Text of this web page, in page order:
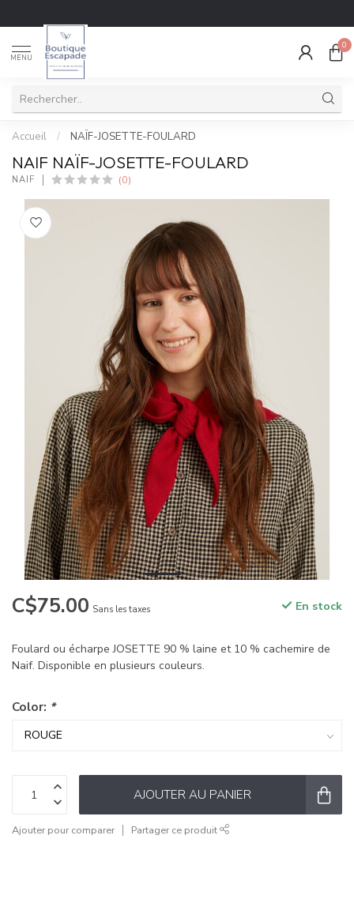
MENU
0
Accueil / NAÏF-JOSETTE-FOULARD
NAIF NAÏF-JOSETTE-FOULARD
NAIF (0)
C$75.00 Sans les taxes En stock
Foulard ou écharpe JOSETTE 90 % laine et 10 % cachemire de
Naif. Disponible en plusieurs couleurs.
Color: *
AJOUTER AU PANIER
Ajouter pour comparer Partager ce produit